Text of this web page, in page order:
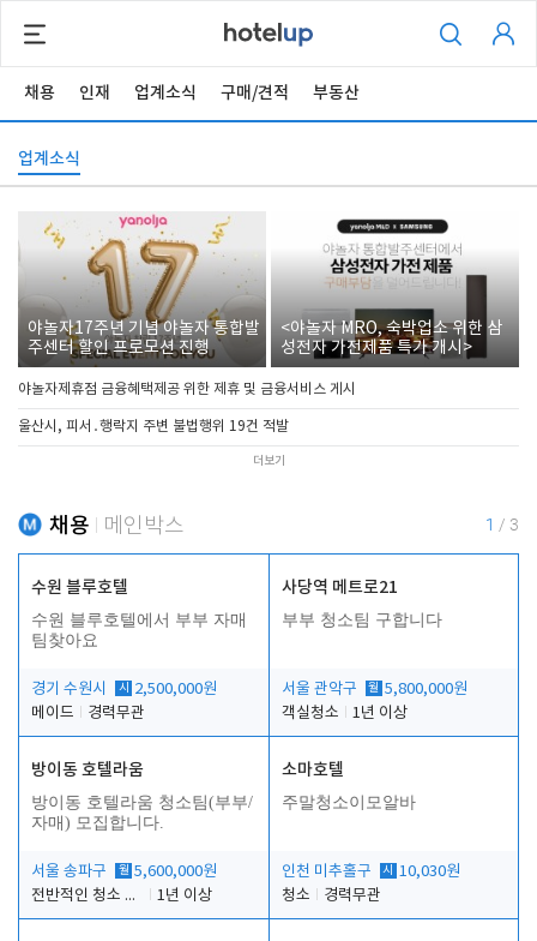
채용 인재 업계소식 구매/견적 부동산
업계소식
야놀자17주년 기념 야놀자 통합발
주센터 할인 프로모션 진행
<야놀자 MRO, 숙박업소 위한 삼
성전자 가전제품 특가 개시>
야놀자제휴점 금융혜택제공 위한 제휴 및 금융서비스 게시
울산시, 피서․행락지 주변 불법행위 19건 적발
더보기
채용 메인박스 1 / 3
수원 블루호텔
수원 블루호텔에서 부부 자매
팀찾아요
경기 수원시 시
2,500,000원
메이드
경력무관
사당역 메트로21
부부 청소팀 구합니다
서울 관악구 월 5,800,000원
객실청소
1년 이상
방이동 호텔라움
방이동 호텔라움 청소팀(부부/
자매) 모집합니다.
서울 송파구 월 5,600,000원
전반적인 청소 업무(객실청소.객실정리)
1년 이상
소마호텔
주말청소이모알바
인천 미추홀구 시
10,030원
청소
경력무관